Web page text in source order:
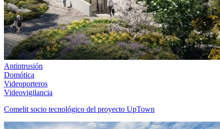
Antintrusión
Domótica
Videoporteros
Videovigilancia
Comelit socio tecnológico del proyecto UpTown